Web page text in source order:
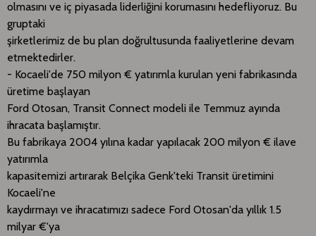
olmasını ve iç piyasada liderliğini korumasını hedefliyoruz. Bu
gruptaki
şirketlerimiz de bu plan doğrultusunda faaliyetlerine devam
etmektedirler.
- Kocaeli'de 750 milyon € yatırımla kurulan yeni fabrikasında
üretime başlayan
Ford Otosan, Transit Connect modeli ile Temmuz ayında
ihracata başlamıştır.
Bu fabrikaya 2004 yılına kadar yapılacak 200 milyon € ilave
yatırımla
kapasitemizi artırarak Belçika Genk'teki Transit üretimini
Kocaeli'ne
kaydırmayı ve ihracatımızı sadece Ford Otosan'da yıllık 1.5
milyar €'ya